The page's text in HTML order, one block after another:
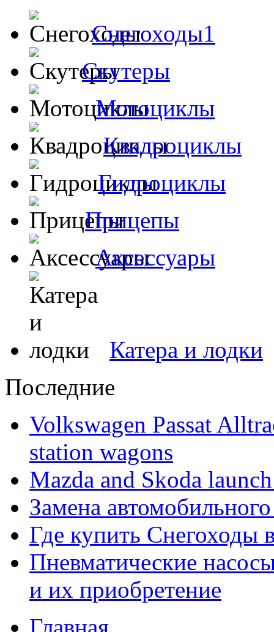
Снегоходы1
Скутеры
Мотоциклы
Квадроциклы
Гидроциклы
Прицепы
Аксессуары
Катера и лодки
Последние
Volkswagen Passat
station wagons
Mazda and Skoda
Замена
Где купить Снегоходы
Пневматические
и их приобретение
Главная